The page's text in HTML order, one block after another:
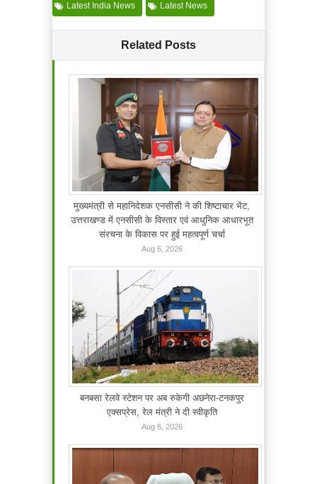
Latest India News Latest News
Related Posts
मुख्यमंत्री से महानिदेशक एनसीसी ने की शिष्टाचार भेंट,
उत्तराखण्ड में एनसीसी के विस्तार एवं आधुनिक आधारभूत
संरचना के विकास पर हुई महत्वपूर्ण चर्चा
Aug 6, 2026
बनबसा रेलवे स्टेशन पर अब रुकेगी अछनेरा-टनकपुर
एक्सप्रेस, रेल मंत्री ने दी स्वीकृति
Aug 6, 2026